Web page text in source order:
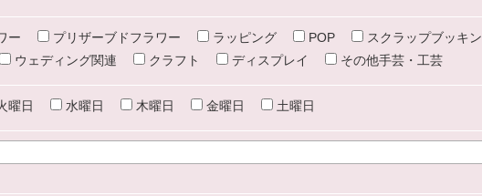
ー プリザーブドフラワー ラッピング POP
スクラップブッキ
ウェディング関連 クラフト ディスプレイ その他手芸・工芸
曜日 水曜日 木曜日 金曜日 土曜日